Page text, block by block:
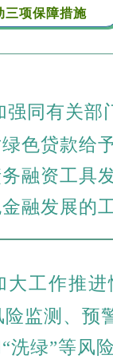
三项保障措施
强同有关部
色贷款给
融资工具
融发展的
大工作推
监测、预
洗绿”等风